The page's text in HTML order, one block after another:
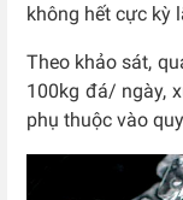
không hết cực kỳ
Theo khảo sát,
100kg đá/ ngày,
phụ thuộc vào